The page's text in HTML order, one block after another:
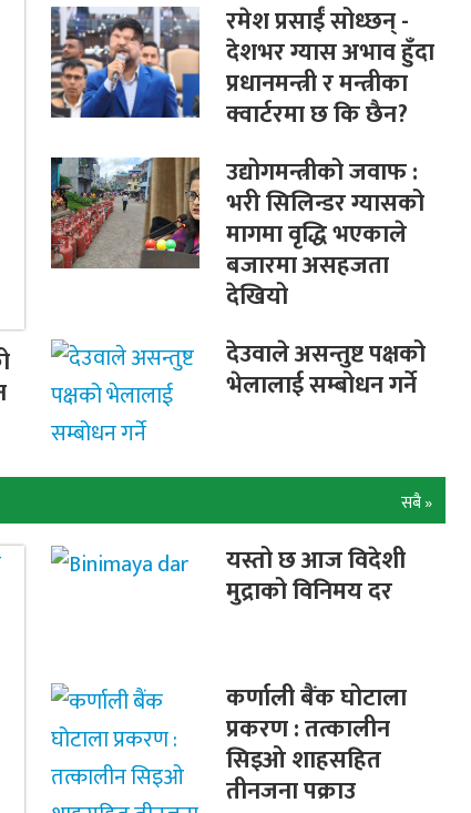
रमेश प्रसाईं सोध्छन् -
देशभर ग्यास अभाव हुँदा
प्रधानमन्त्री र मन्त्रीका
क्वार्टरमा छ कि छैन?
उद्योगमन्त्रीको जवाफ :
भरी सिलिन्डर ग्यासको
मागमा वृद्धि भएकाले
बजारमा असहजता
देखियो
देउवाले असन्तुष्ट पक्षको
भेलालाई सम्बोधन गर्ने
सबै »
यस्तो छ आज विदेशी
मुद्राको विनिमय दर
कर्णाली बैंक घोटाला
प्रकरण : तत्कालीन
सिइओ शाहसहित
तीनजना पक्राउ